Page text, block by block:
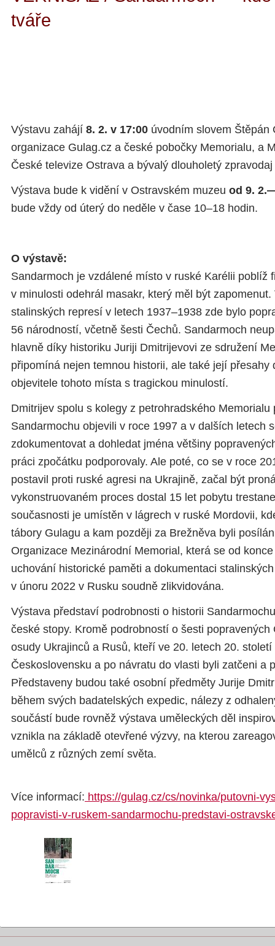
tváře
Výstavu zahájí 8. 2. v 17:00 úvodním slovem Štěpán
organizace Gulag.cz a české pobočky Memorialu, a
České televize Ostrava a bývalý dlouholetý
Výstava bude k vidění v Ostravském muzeu od 9.
bude vždy od úterý do neděle v čase 10–18 hodin.
O výstavě:
Sandarmoch je vzdálené místo v ruské Karélii poblíž
v minulosti odehrál masakr, který měl být
stalinských represí v letech 1937–1938 zde bylo
56 národností, včetně šesti Čechů. Sandarmoch
hlavně díky historiku Juriji Dmitrijevovi ze sdružení
připomíná nejen temnou historii, ale také její přesahy
objevitele tohoto místa s tragickou minulostí.
Dmitrijev spolu s kolegy z petrohradského Memorialu
Sandarmochu objevili v roce 1997 a v dalších letech
zdokumentovat a dohledat jména většiny
práci zpočátku podporovaly. Ale poté, co se v roce
postavil proti ruské agresi na Ukrajině, začal být
vykonstruovaném proces dostal 15 let pobytu
současnosti je umístěn v lágrech v ruské Mordovii,
tábory Gulagu a kam později za Brežněva byli
Organizace Mezinárodní Memorial, která se od
uchování historické paměti a dokumentaci
v únoru 2022 v Rusku soudně zlikvidována.
Výstava představí podrobnosti o historii
české stopy. Kromě podrobností o šesti popravených
osudy Ukrajinců a Rusů, kteří ve 20. letech 20.
Československu a po návratu do vlasti byli zatčeni a
Představeny budou také osobní předměty Jurije
během svých badatelských expedic, nálezy z
součástí bude rovněž výstava uměleckých děl
vznikla na základě otevřené výzvy, na kterou
umělců z různých zemí světa.
Více informací: https://gulag.cz/cs/novinka/putovni-
popravisti-v-ruskem-sandarmochu-predstavi-